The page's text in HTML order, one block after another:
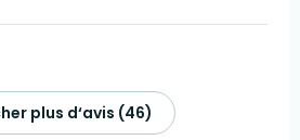
plus d‘avis (46)